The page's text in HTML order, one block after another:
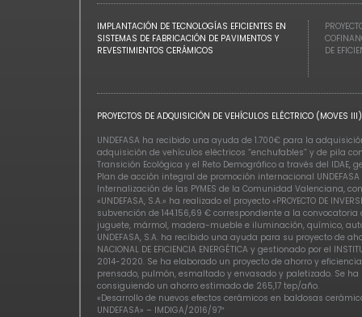
IMPLANTACIÓN DE TECNOLOGÍAS EFICIENTES EN
SISTEMAS DE FABRICACIÓN DE PAVIMENTOS Y
REVESTIMIENTOS CERÁMICOS
DE
PROYECTOS DE ADQUISICIÓN DE VEHÍCULOS ELÉCTRICO (MOVES III)
UNDEFASA ha recibido una ayuda de 1.700€ para la
adquisición de vehículos eléctricos “enchufables” y de pila
Transición Ecológica y el Reto Demográfico a través del
Plan de acción integral de promoción internacional
Internalización de las PYMES de la Comunidad Valenciana,
«UNDEFASA, S.A.» ha realizado el proyecto «PROYECTO DE
subvención de 144.156,69 € correspondiente a la
juguete, mármol, madera-mueble e iluminación, químico,
UNDEFASA, S.A. ha recibido una ayuda para su proyecto de ahorro
NACIONAL DE EFICIENCIA ENERGÉTICA y gestionado por el
2014-2020. Se ha elaborado un proyecto de ahorro y
prensado, pulmón, esmaltado y envasado y paletizado. Se
consiguiendo un ahorro estimado de 265,17 tep/año.
«Desarrollo de nuevos efectos cerámicos en baldosas
UNDEFASA» – IMDIGA/2016/97″